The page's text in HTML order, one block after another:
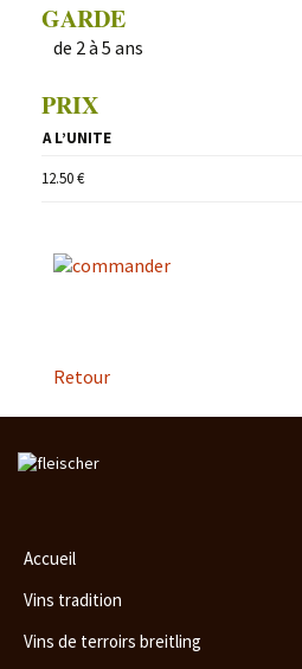
GARDE
de 2 à 5 ans
PRIX
A L’UNITE
12.50 €
Retour
Accueil
Vins tradition
Vins de terroirs breitling